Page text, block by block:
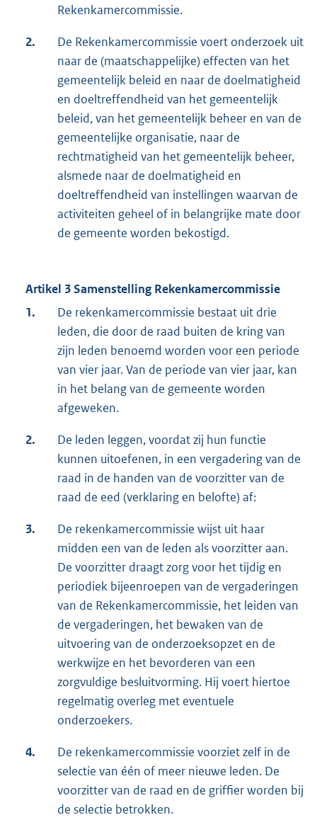
Rekenkamercommissie.
2.
De Rekenkamercommissie voert onderzoek uit
naar de (maatschappelijke) effecten van het
gemeentelijk beleid en naar de doelmatigheid
en doeltreffendheid van het gemeentelijk
beleid, van het gemeentelijk beheer en van de
gemeentelijke organisatie, naar de
rechtmatigheid van het gemeentelijk beheer,
alsmede naar de doelmatigheid en
doeltreffendheid van instellingen waarvan de
activiteiten geheel of in belangrijke mate door
de gemeente worden bekostigd.
Artikel 3 Samenstelling Rekenkamercommissie
1.
De rekenkamercommissie bestaat uit drie
leden, die door de raad buiten de kring van
zijn leden benoemd worden voor een periode
van vier jaar. Van de periode van vier jaar, kan
in het belang van de gemeente worden
afgeweken.
2.
De leden leggen, voordat zij hun functie
kunnen uitoefenen, in een vergadering van de
raad in de handen van de voorzitter van de
raad de eed (verklaring en belofte) af:
3.
De rekenkamercommissie wijst uit haar
midden een van de leden als voorzitter aan.
De voorzitter draagt zorg voor het tijdig en
periodiek bijeenroepen van de vergaderingen
van de Rekenkamercommissie, het leiden van
de vergaderingen, het bewaken van de
uitvoering van de onderzoeksopzet en de
werkwijze en het bevorderen van een
zorgvuldige besluitvorming. Hij voert hiertoe
regelmatig overleg met eventuele
onderzoekers.
4.
De rekenkamercommissie voorziet zelf in de
selectie van één of meer nieuwe leden. De
voorzitter van de raad en de griffier worden bij
de selectie betrokken.